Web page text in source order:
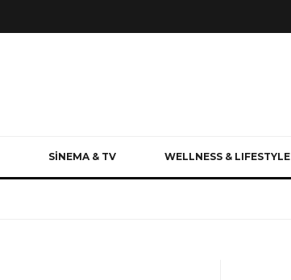
SİNEMA & TV WELLNESS & LIFESTYLE